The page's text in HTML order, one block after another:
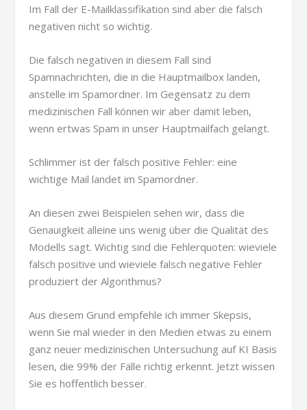
Im Fall der E-Mailklassifikation sind aber die falsch
negativen nicht so wichtig.
Die falsch negativen in diesem Fall sind
Spamnachrichten, die in die Hauptmailbox landen,
anstelle im Spamordner. Im Gegensatz zu dem
medizinischen Fall können wir aber damit leben,
wenn ertwas Spam in unser Hauptmailfach gelangt.
Schlimmer ist der falsch positive Fehler: eine
wichtige Mail landet im Spamordner.
An diesen zwei Beispielen sehen wir, dass die
Genauigkeit alleine uns wenig über die Qualität des
Modells sagt. Wichtig sind die Fehlerquoten: wieviele
falsch positive und wieviele falsch negative Fehler
produziert der Algorithmus?
Aus diesem Grund empfehle ich immer Skepsis,
wenn Sie mal wieder in den Medien etwas zu einem
ganz neuer medizinischen Untersuchung auf KI Basis
lesen, die 99% der Fälle richtig erkennt. Jetzt wissen
Sie es hoffentlich besser.